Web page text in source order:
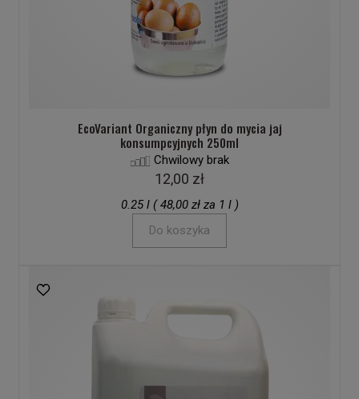
EcoVariant Organiczny płyn do mycia jaj
konsumpcyjnych 250ml
Chwilowy brak
12,00 zł
0.25 l ( 48,00 zł za 1 l )
Do koszyka